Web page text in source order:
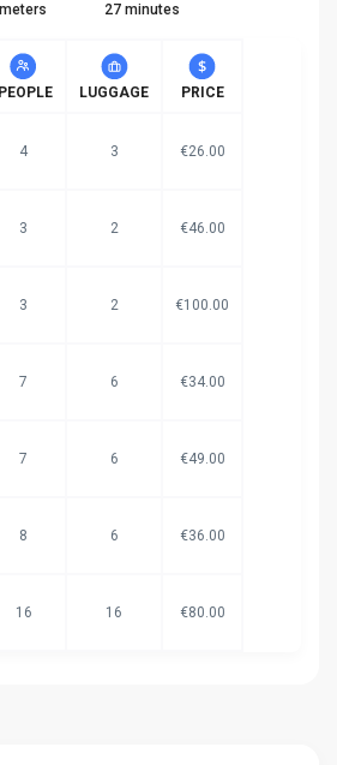
27 minutes
PEOPLE LUGGAGE PRICE
4 3 €26.00
3 2 €46.00
3 2 €100.00
7 6 €34.00
7 6 €49.00
8 6 €36.00
16 16 €80.00